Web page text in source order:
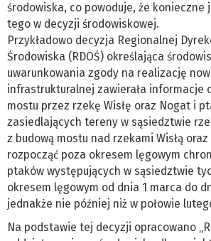
środowiska, co powoduje, że konieczne
tego w decyzji środowiskowej.
Przykładowo decyzja Regionalnej
Środowiska (RDOŚ) określająca
uwarunkowania zgody na realizację
infrastrukturalnej zawierała informacje
mostu przez rzekę Wisłę oraz Nogat i
zasiedlających tereny w sąsiedztwie
z budową mostu nad rzekami Wisłą
rozpocząć poza okresem lęgowym
ptaków występujących w sąsiedztwie
okresem lęgowym od dnia 1 marca do
jednakże nie później niż w połowie
Na podstawie tej decyzji opracowano